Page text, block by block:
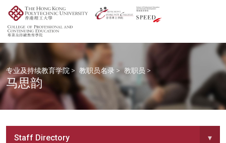
专业及持续教育学院 > 教职员名录 > 教职员 >
马思韵
Staff Directory ▾